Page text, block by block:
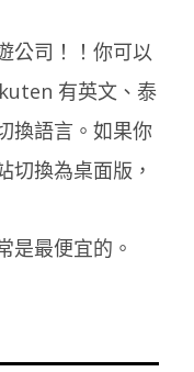
公司！！你可以
有英文、泰
換語言。如果你
切換為桌面版，
是最便宜的。